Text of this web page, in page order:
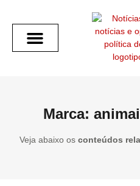
Marca:
Veja abaixo os conteúdos